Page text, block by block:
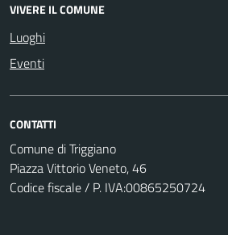
VIVERE IL COMUNE
Luoghi
Eventi
CONTATTI
Comune di Triggiano
Piazza Vittorio Veneto, 46
Codice fiscale / P. IVA:00865250724